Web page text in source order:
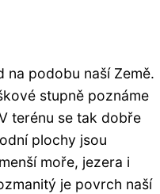
na podobu naší Země.
stupně poznáme
terénu se tak dobře
plochy jsou
moře, jezera i
je povrch naší